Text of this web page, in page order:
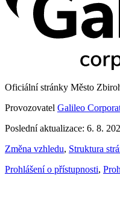
Oficiální stránky Město
Provozovatel Galileo
Poslední aktualizace: 6. 8.
Změna vzhledu, Struktura
Prohlášení o přístupnosti,